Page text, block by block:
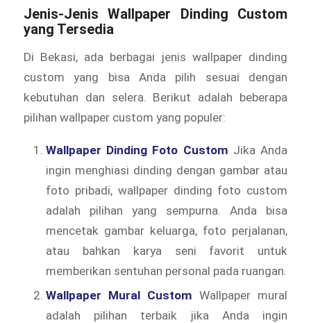
Jenis-Jenis Wallpaper Dinding Custom
yang Tersedia
Di Bekasi, ada berbagai jenis wallpaper dinding
custom yang bisa Anda pilih sesuai dengan
kebutuhan dan selera. Berikut adalah beberapa
pilihan wallpaper custom yang populer:
Wallpaper Dinding Foto Custom Jika Anda
ingin menghiasi dinding dengan gambar atau
foto pribadi, wallpaper dinding foto custom
adalah pilihan yang sempurna. Anda bisa
mencetak gambar keluarga, foto perjalanan,
atau bahkan karya seni favorit untuk
memberikan sentuhan personal pada ruangan.
Wallpaper Mural Custom Wallpaper mural
adalah pilihan terbaik jika Anda ingin